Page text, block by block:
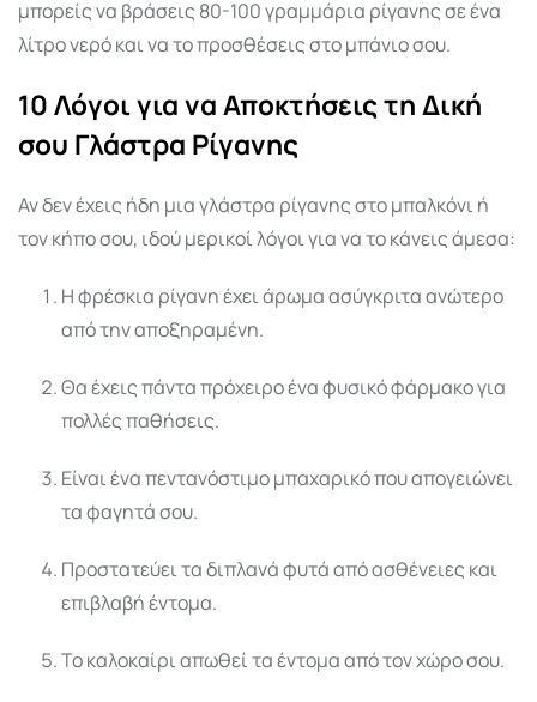
μπορείς να βράσεις 80-100 γραμμάρια ρίγανης σε ένα
λίτρο νερό και να το προσθέσεις στο μπάνιο σου.
10 Λόγοι για να Αποκτήσεις τη Δική
σου Γλάστρα Ρίγανης
Αν δεν έχεις ήδη μια γλάστρα ρίγανης στο μπαλκόνι ή
τον κήπο σου, ιδού μερικοί λόγοι για να το κάνεις άμεσα:
Η φρέσκια ρίγανη έχει άρωμα ασύγκριτα ανώτερο
από την αποξηραμένη.
Θα έχεις πάντα πρόχειρο ένα φυσικό φάρμακο για
πολλές παθήσεις.
Είναι ένα πεντανόστιμο μπαχαρικό που απογειώνει
τα φαγητά σου.
Προστατεύει τα διπλανά φυτά από ασθένειες και
επιβλαβή έντομα.
Το καλοκαίρι απωθεί τα έντομα από τον χώρο σου.